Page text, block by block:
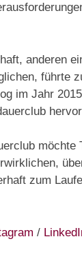
anderen
führte
im Jahr
möchte
zum
/